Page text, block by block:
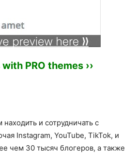
PRO themes ››
и сотрудничать с
Instagram, YouTube, TikTok, и
чем 30 тысяч блогеров, а также